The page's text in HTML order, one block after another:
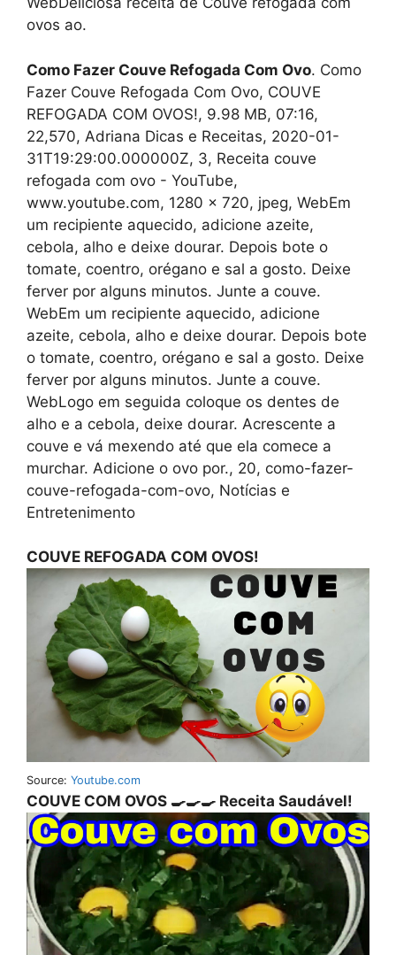
ovos ao.
Como Fazer Couve Refogada Com Ovo. Como
Fazer Couve Refogada Com Ovo, COUVE
REFOGADA COM OVOS!, 9.98 MB, 07:16,
22,570, Adriana Dicas e Receitas, 2020-01-
31T19:29:00.000000Z, 3, Receita couve
refogada com ovo - YouTube,
www.youtube.com, 1280 x 720, jpeg, WebEm
um recipiente aquecido, adicione azeite,
cebola, alho e deixe dourar. Depois bote o
tomate, coentro, orégano e sal a gosto. Deixe
ferver por alguns minutos. Junte a couve.
WebEm um recipiente aquecido, adicione
azeite, cebola, alho e deixe dourar. Depois bote
o tomate, coentro, orégano e sal a gosto. Deixe
ferver por alguns minutos. Junte a couve.
WebLogo em seguida coloque os dentes de
alho e a cebola, deixe dourar. Acrescente a
couve e vá mexendo até que ela comece a
murchar. Adicione o ovo por., 20, como-fazer-
couve-refogada-com-ovo, Notícias e
Entretenimento
COUVE REFOGADA COM OVOS!
Source: Youtube.com
COUVE COM OVOS 🍳🍳🍳 Receita Saudável!